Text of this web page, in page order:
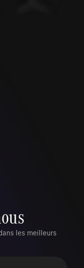
les meilleurs